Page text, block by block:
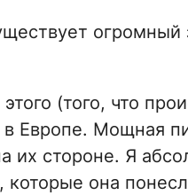
огромный
(того, что
Европе. Мощная
их стороне. Я
которые она